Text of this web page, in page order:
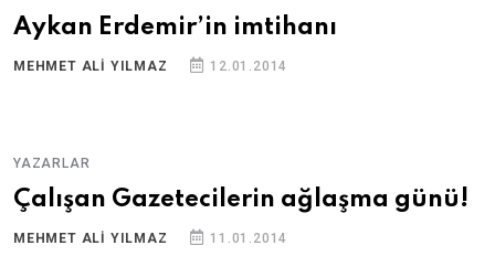
Aykan Erdemir’in imtihanı
MEHMET ALI YILMAZ 12.01.2014
YAZARLAR
Çalışan Gazetecilerin ağlaşma günü!
MEHMET ALI YILMAZ 11.01.2014